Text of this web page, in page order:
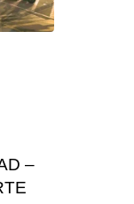
–